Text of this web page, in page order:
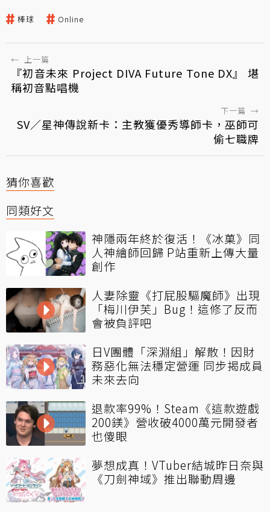
棒球 Online
← 上一篇
『初音未來 Project DIVA Future Tone DX』 堪
稱初音點唱機
下一篇 →
SV／星神傳說新卡：主教獲優秀導師卡，巫師可
偷七職牌
猜你喜歡
同類好文
神隱兩年終於復活！《冰菓》同
人神繪師回歸 P站重新上傳大量
創作
人妻除靈《打屁股驅魔師》出現
「梅川伊芙」Bug！這修了反而
會被負評吧
日V團體「深淵組」解散！因財
務惡化無法穩定營運 同步揭成員
未來去向
退款率99%！Steam《這款遊戲
200鎂》營收破4000萬元開發者
也傻眼
夢想成真！VTuber結城昨日奈與
《刀劍神域》推出聯動周邊